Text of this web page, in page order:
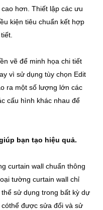
hơn. Thiết lập các ưu
kiện tiêu chuẩn kết hợp
vẽ để minh họa chi tiết
vì sử dụng tùy chọn Edit
ra một số lượng lớn các
cấu hình khác nhau để
bạn tạo hiệu quả.
curtain wall chuẩn thông
tường curtain wall chỉ
sử dụng trong bất kỳ dự
được sửa đổi và sử